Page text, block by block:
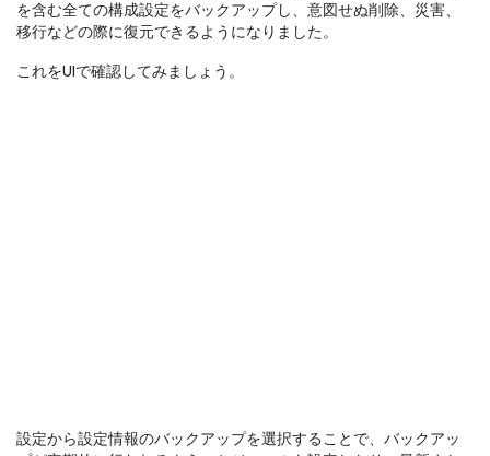
を含む全ての構成設定をバックアップし、意図せぬ削除、災害、
移行などの際に復元できるようになりました。
これをUIで確認してみましょう。
設定から設定情報のバックアップを選択することで、バックアッ